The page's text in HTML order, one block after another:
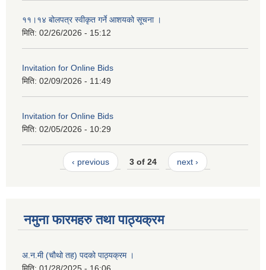
११।१४ बोलपत्र स्वीकृत गर्ने आशयको सूचना ।
मिति: 02/26/2026 - 15:12
Invitation for Online Bids
मिति: 02/09/2026 - 11:49
Invitation for Online Bids
मिति: 02/05/2026 - 10:29
‹ previous 3 of 24 next ›
नमुना फारमहरु तथा पाठ्यक्रम
अ.न.मी (चौथो तह) पदको पाठ्यक्रम ।